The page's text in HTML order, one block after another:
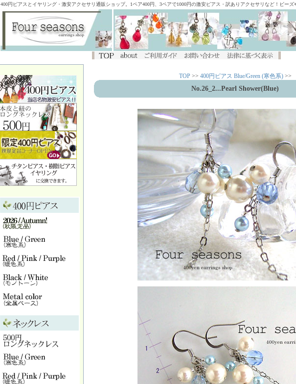
400円ピアスとイヤリング・激安アクセサリ通販ショップ。1ペア400円、3ペアで1000円の激安ピアス・訳ありアクセサリなど！ビー
TOP >> 400円ピアス Blue/Green (寒色系) >>
No.26_2...Pearl Shower(Blue)